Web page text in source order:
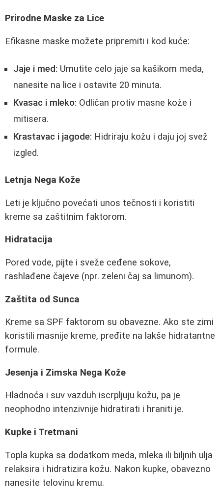
Prirodne Maske za Lice
Efikasne maske možete pripremiti i kod kuće:
Jaje i med: Umutite celo jaje sa kašikom meda,
nanesite na lice i ostavite 20 minuta.
Kvasac i mleko: Odličan protiv masne kože i
mitisera.
Krastavac i jagode: Hidriraju kožu i daju joj svež
izgled.
Letnja Nega Kože
Leti je ključno povećati unos tečnosti i koristiti
kreme sa zaštitnim faktorom.
Hidratacija
Pored vode, pijte i sveže ceđene sokove,
rashlađene čajeve (npr. zeleni čaj sa limunom).
Zaštita od Sunca
Kreme sa SPF faktorom su obavezne. Ako ste zimi
koristili masnije kreme, pređite na lakše hidratantne
formule.
Jesenja i Zimska Nega Kože
Hladnoća i suv vazduh iscrpljuju kožu, pa je
neophodno intenzivnije hidratirati i hraniti je.
Kupke i Tretmani
Topla kupka sa dodatkom meda, mleka ili biljnih ulja
relaksira i hidratizira kožu. Nakon kupke, obavezno
nanesite telovinu kremu.